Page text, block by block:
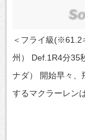
＜フライ級(※61.2
州） Def.1R4分35
ナダ） 開始早々、
するマクラーレン